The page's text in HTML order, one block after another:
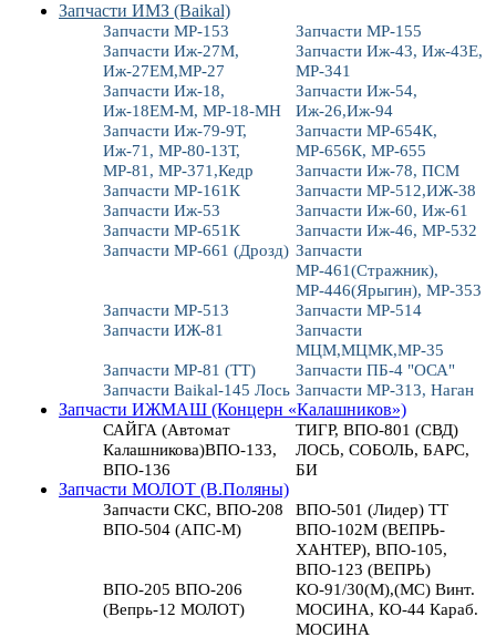
Запчасти ИМЗ (Baikal)
Запчасти МР-153
Запчасти МР-155
Запчасти Иж-27М,
Иж-27ЕМ,МР-27
Запчасти Иж-43, Иж-43Е,
МР-341
Запчасти Иж-18,
Иж-18ЕМ-М, МР-18-МН
Запчасти Иж-54,
Иж-26,Иж-94
Запчасти Иж-79-9Т,
Иж-71, МР-80-13Т,
МР-81, МР-371,Кедр
Запчасти МР-654К,
МР-656К, МР-655
Запчасти Иж-78, ПСМ
Запчасти МР-161К
Запчасти МР-512,ИЖ-38
Запчасти Иж-53
Запчасти Иж-60, Иж-61
Запчасти МР-651К
Запчасти Иж-46, МР-532
Запчасти МР-661 (Дрозд) Запчасти
МР-461(Стражник),
МР-446(Ярыгин), МР-353
Запчасти МР-513
Запчасти МР-514
Запчасти ИЖ-81
Запчасти
МЦМ,МЦМК,МР-35
Запчасти МР-81 (ТТ)
Запчасти ПБ-4 "ОСА"
Запчасти Baikal-145 Лось Запчасти МР-313, Наган
Запчасти ИЖМАШ (Концерн «Калашников»)
САЙГА (Автомат
Калашникова)ВПО-133,
ВПО-136
ТИГР, ВПО-801 (СВД)
ЛОСЬ, СОБОЛЬ, БАРС,
БИ
Запчасти МОЛОТ (В.Поляны)
Запчасти СКС, ВПО-208
ВПО-501 (Лидер) ТТ
ВПО-504 (АПС-М)
ВПО-102М (ВЕПРЬ-
ХАНТЕР), ВПО-105,
ВПО-123 (ВЕПРЬ)
ВПО-205 ВПО-206
(Вепрь-12 МОЛОТ)
КО-91/30(М),(МС) Винт.
МОСИНА, КО-44 Караб.
МОСИНА